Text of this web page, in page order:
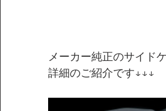
メーカー純正のサイド
詳細のご紹介です↓↓↓